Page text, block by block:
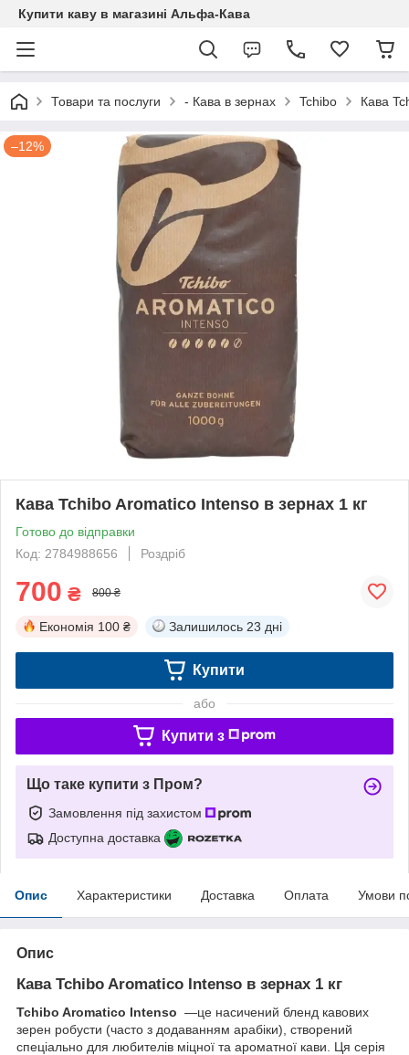
Купити каву в магазині Альфа-Кава
Товари та послуги - Кава в зернах Tchibo Кава
–12%
Кава Tchibo Aromatico Intenso в зернах 1 кг
Готово до відправки
Код: 2784988656
Роздріб
700 ₴ 800 ₴
Економія 100 ₴ Залишилось 23 дні
Купити
або
Купити з
Що таке купити з Пром?
Замовлення під захистом
Доступна доставка
Опис Характеристики Доставка Оплата Умови
Опис
Кава Tchibo Aromatico Intenso в зернах 1 кг
Tchibo Aromatico Intenso —це насичений бленд кавових
зерен робусти (часто з додаванням арабіки), створений
спеціально для любителів міцної та ароматної кави. Ця серія